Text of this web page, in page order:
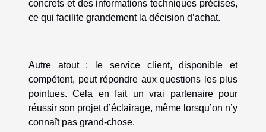
concrets et des informations techniques précises,
ce qui facilite grandement la décision d’achat.
Autre atout : le service client, disponible et
compétent, peut répondre aux questions les plus
pointues. Cela en fait un vrai partenaire pour
réussir son projet d’éclairage, même lorsqu’on n’y
connaît pas grand-chose.